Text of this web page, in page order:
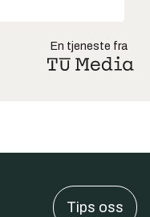
En tjeneste fra
Tips oss